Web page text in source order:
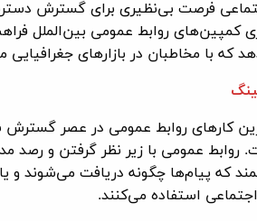
فرصت بی‌نظیری برای گسترش
کمپین‌های روابط عمومی بین‌الملل
که با مخاطبان در بازارهای جغرافیایی
کارهای روابط عمومی در عصر
روابط عمومی با زیر نظر گرفتن و رصد
که پیام‌ها چگونه دریافت می‌شوند و
استفاده می‌کنند.